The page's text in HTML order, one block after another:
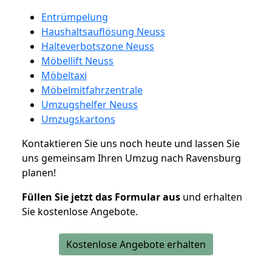
Entrümpelung
Haushaltsauflösung Neuss
Halteverbotszone Neuss
Möbellift Neuss
Möbeltaxi
Möbelmitfahrzentrale
Umzugshelfer Neuss
Umzugskartons
Kontaktieren Sie uns noch heute und lassen Sie
uns gemeinsam Ihren Umzug nach Ravensburg
planen!
Füllen Sie jetzt das Formular aus und erhalten
Sie kostenlose Angebote.
Kostenlose Angebote erhalten